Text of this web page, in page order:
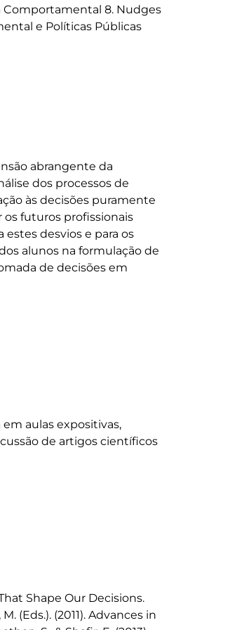
Comportamental 8. Nudges
abrangente da
dos processos de
às decisões puramente
os futuros profissionais
desvios e para os
alunos na formulação de
de decisões em
aulas expositivas,
de artigos científicos
Shape Our Decisions.
(Eds.). (2011). Advances in